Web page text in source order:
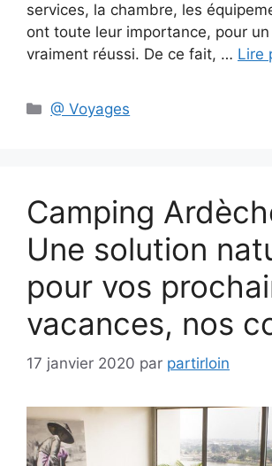
services, la chambre, les
ont toute leur importance, pour
vraiment réussi. De ce fait, … Lire
Catégories
@ Voyages
Camping
Une solution
pour vos
vacances, nos
17 janvier 2020 par partirloin